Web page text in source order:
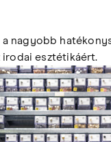
nagyobb
esztétikáért.